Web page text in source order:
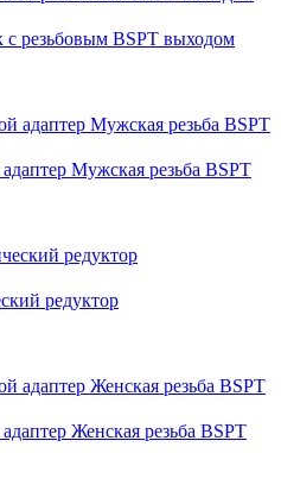
резьбовым BSPT выходом
Мужская резьба BSPT
редуктор
Женская резьба BSPT